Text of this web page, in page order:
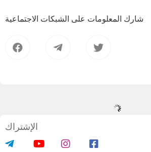
شارك المعلومات على الشبكات الاجتماعية
الإشتراك